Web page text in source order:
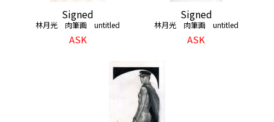
Signed
林月光 肉筆画 untitled
ASK
Signed
林月光 肉筆画 untitled
ASK